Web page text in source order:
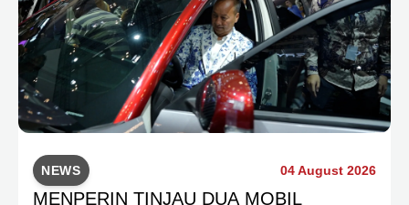
NEWS 04 August 2026
MENPERIN TINJAU DUA MOBIL